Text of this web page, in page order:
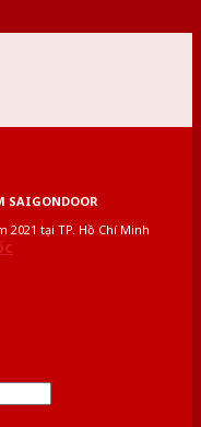
SAIGONDOOR
tại TP. Hồ Chí Minh